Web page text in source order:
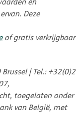
Deze
of gratis verkrijgbaar
| Tel.: +32(0)2
toegelaten onder
van België, met